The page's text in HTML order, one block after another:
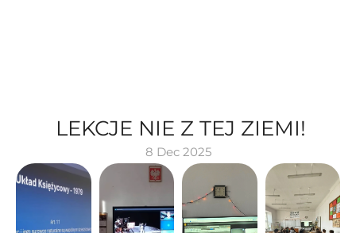
LEKCJE NIE Z TEJ ZIEMI!
8 Dec 2025